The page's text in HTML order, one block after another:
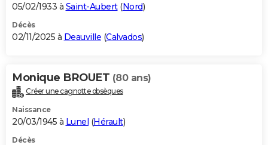
05/02/1933 à Saint-Aubert(Nord)
Décès
02/11/2025 à Deauville (Calvados)
Monique BROUET (80 ans)
Créer une cagnotte obsèques
Naissance
20/03/1945 à Lunel (Hérault)
Décès